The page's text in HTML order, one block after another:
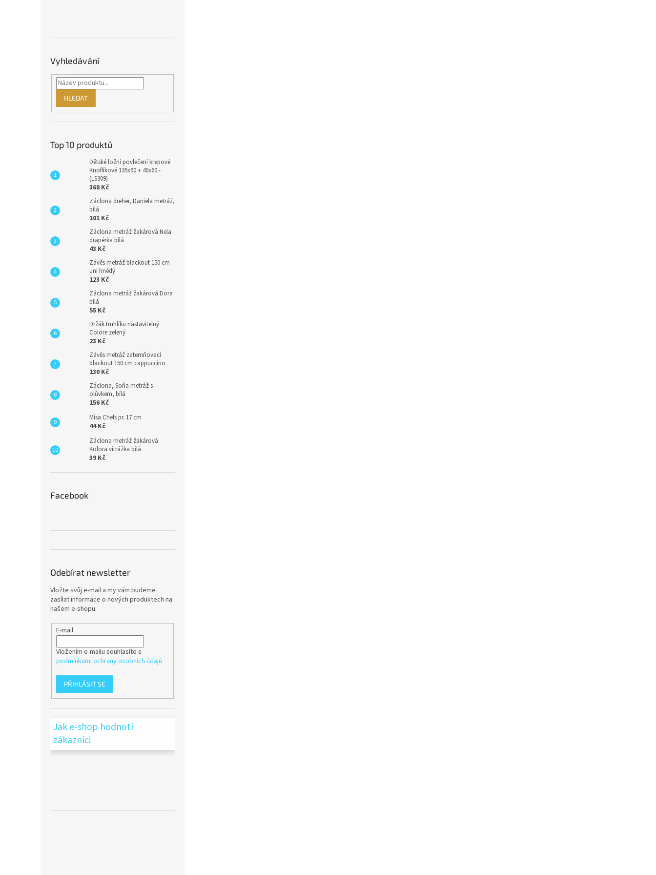
Vyhledávání
HLEDAT
Top 10 produktů
Dětské ložní povlečení krepové
Knoflíkové 135x90 + 40x60 -
(LS309)
368 Kč
Záclona dreher, Daniela metráž,
bílá
101 Kč
Záclona metráž žakárová Nela
drapérka bílá
43 Kč
Závěs metráž blackout 150 cm
uni hnědý
123 Kč
Záclona metráž žakárová Dora
bílá
55 Kč
Držák truhlíku nastavitelný
Colore zelený
23 Kč
Závěs metráž zatemňovací
blackout 150 cm cappuccino
130 Kč
Záclona, Soňa metráž s
olůvkem, bílá
156 Kč
Mísa Chefs pr. 17 cm
44 Kč
Záclona metráž žakárová
Kolora vitrážka bílá
39 Kč
Facebook
Odebírat newsletter
Vložte svůj e-mail a my vám budeme
zasílat informace o nových produktech na
našem e-shopu.
E-mail
Vložením e-mailu souhlasíte s
podmínkami ochrany osobních údajů
PŘIHLÁSIT SE
Jak e-shop hodnotí
zákazníci